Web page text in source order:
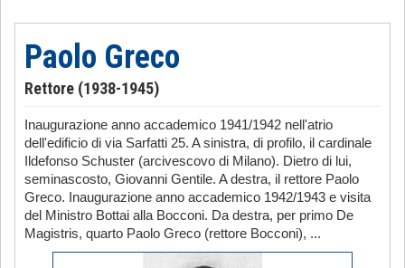
Paolo Greco
Rettore (1938-1945)
Inaugurazione anno accademico 1941/1942 nell'atrio
dell'edificio di via Sarfatti 25. A sinistra, di profilo, il cardinale
Ildefonso Schuster (arcivescovo di Milano). Dietro di lui,
seminascosto, Giovanni Gentile. A destra, il rettore Paolo
Greco. Inaugurazione anno accademico 1942/1943 e visita
del Ministro Bottai alla Bocconi. Da destra, per primo De
Magistris, quarto Paolo Greco (rettore Bocconi), ...